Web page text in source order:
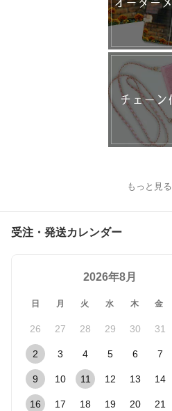
もっと見る
受注・発送カレンダー
2026年8月
日 月 火 水 木 金
26 27 28 29 30 31
2 3 4 5 6 7
9 10 11 12 13 14
16 17 18 19 20 21